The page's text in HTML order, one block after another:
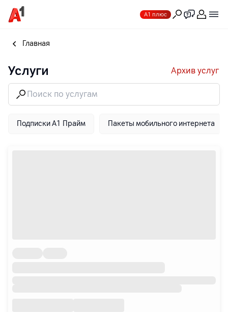
А1 плюс
Главная
Услуги Архив услуг
Подписки A1 Прайм Пакеты мобильного интернета